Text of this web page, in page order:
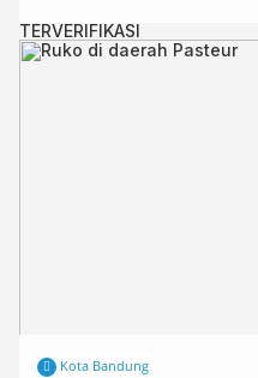
TERVERIFIKASI
Kota Bandung